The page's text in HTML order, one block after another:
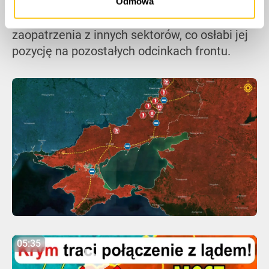
zmuszona do przerzucenia wojsk i
zaopatrzenia z innych sektorów, co osłabi jej
pozycję na pozostałych odcinkach frontu.
05:35